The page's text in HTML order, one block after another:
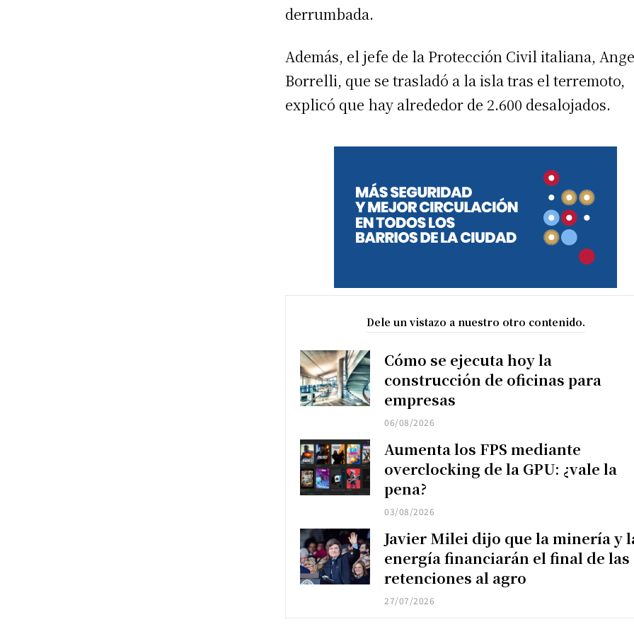
derrumbada.
Además, el jefe de la Protección Civil italiana,
Borrelli, que se trasladó a la isla tras el terremoto,
explicó que hay alrededor de 2.600 desalojados.
Dele un vistazo a nuestro otro contenido.
Cómo se ejecuta hoy la
construcción de oficinas para
empresas
06/08/2026
Aumenta los FPS mediante
overclocking de la GPU: ¿vale la
pena?
03/08/2026
Javier Milei dijo que la minería y
energía financiarán el final de las
retenciones al agro
27/07/2026